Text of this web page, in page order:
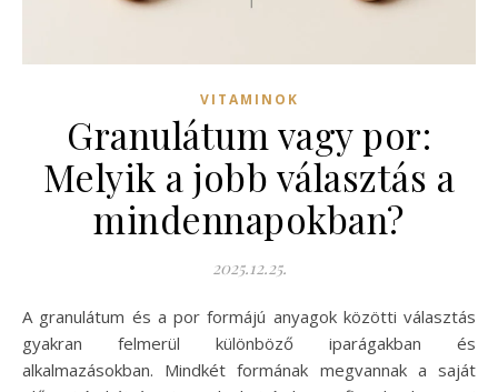
VITAMINOK
Granulátum vagy por:
Melyik a jobb választás a
mindennapokban?
2025.12.25.
A granulátum és a por formájú anyagok közötti választás
gyakran felmerül különböző iparágakban és
alkalmazásokban. Mindkét formának megvannak a saját